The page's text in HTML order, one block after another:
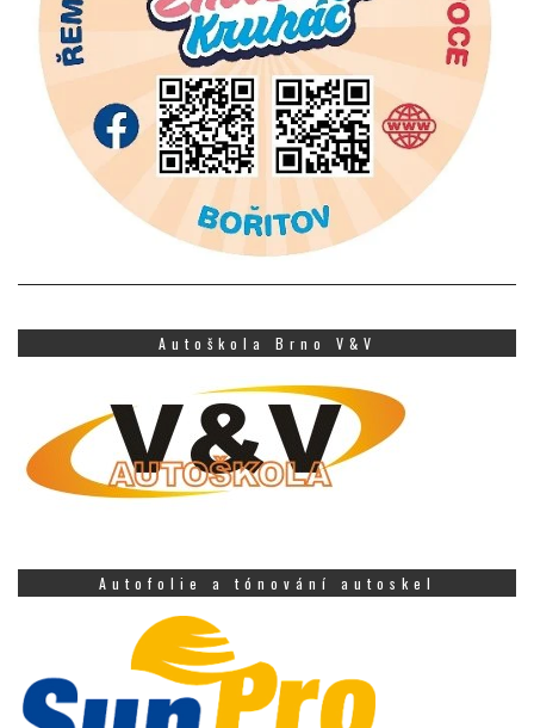
Autoškola Brno V&V
Autofolie a tónování autoskel